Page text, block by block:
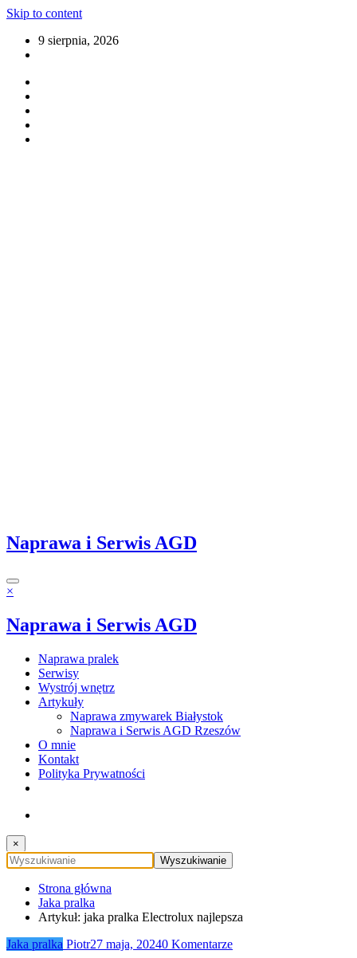
Skip to content
9 sierpnia, 2026
Naprawa i Serwis AGD
×
Naprawa i Serwis AGD
Naprawa pralek
Serwisy
Wystrój wnętrz
Artykuły
Naprawa zmywarek Białystok
Naprawa i Serwis AGD Rzeszów
O mnie
Kontakt
Polityka Prywatności
×
Strona główna
Jaka pralka
Artykuł: jaka pralka Electrolux najlepsza
Jaka pralka Piotr27 maja, 20240 Komentarze